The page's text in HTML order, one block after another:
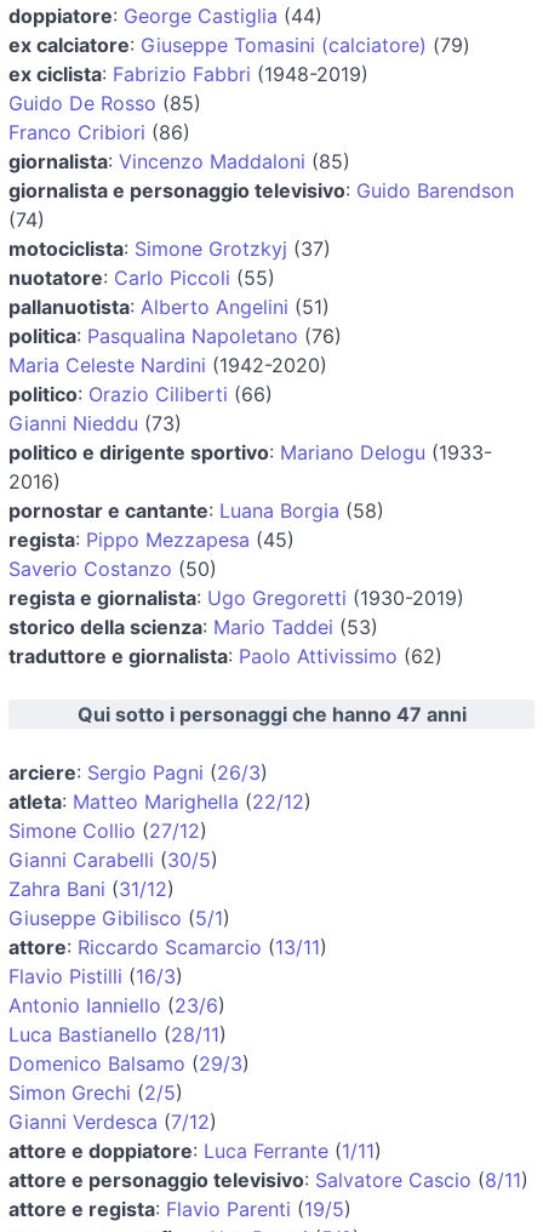
doppiatore: George Castiglia (44)
ex calciatore: Giuseppe Tomasini (calciatore) (79)
ex ciclista: Fabrizio Fabbri (1948-2019)
Guido De Rosso (85)
Franco Cribiori (86)
giornalista: Vincenzo Maddaloni (85)
giornalista e personaggio televisivo: Guido Barendson
(74)
motociclista: Simone Grotzkyj (37)
nuotatore: Carlo Piccoli (55)
pallanuotista: Alberto Angelini (51)
politica: Pasqualina Napoletano (76)
Maria Celeste Nardini (1942-2020)
politico: Orazio Ciliberti (66)
Gianni Nieddu (73)
politico e dirigente sportivo: Mariano Delogu (1933-
2016)
pornostar e cantante: Luana Borgia (58)
regista: Pippo Mezzapesa (45)
Saverio Costanzo (50)
regista e giornalista: Ugo Gregoretti (1930-2019)
storico della scienza: Mario Taddei (53)
traduttore e giornalista: Paolo Attivissimo (62)
Qui sotto i personaggi che hanno 47 anni
arciere: Sergio Pagni (26/3)
atleta: Matteo Marighella (22/12)
Simone Collio (27/12)
Gianni Carabelli (30/5)
Zahra Bani (31/12)
Giuseppe Gibilisco (5/1)
attore: Riccardo Scamarcio (13/11)
Flavio Pistilli (16/3)
Antonio Ianniello (23/6)
Luca Bastianello (28/11)
Domenico Balsamo (29/3)
Simon Grechi (2/5)
Gianni Verdesca (7/12)
attore e doppiatore: Luca Ferrante (1/11)
attore e personaggio televisivo: Salvatore Cascio (8/11)
attore e regista: Flavio Parenti (19/5)